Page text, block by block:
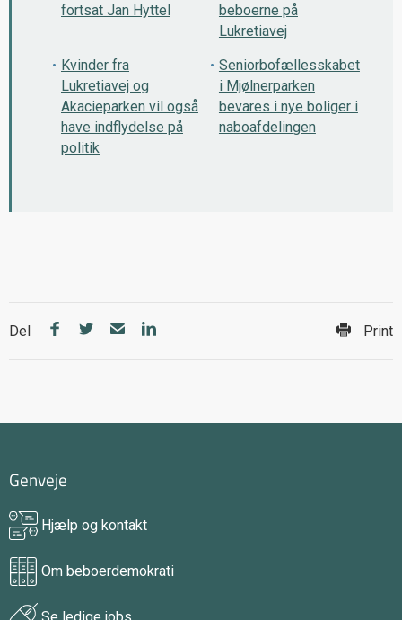
fortsat Jan Hyttel
beboerne på
Lukretiavej
Kvinder fra
Lukretiavej og
Akacieparken vil også
have indflydelse på
politik
Seniorbofællesskabet
i Mjølnerparken
bevares i nye boliger i
naboafdelingen
Del Print
Genveje
Hjælp og kontakt
Om beboerdemokrati
Se ledige jobs